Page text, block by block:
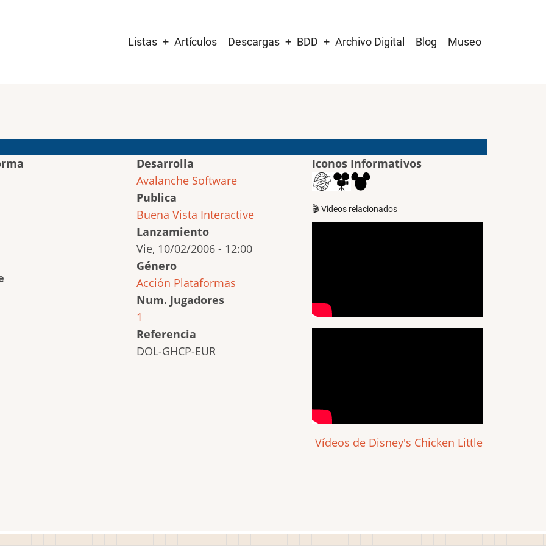
navigation
Listas Artículos Descargas BDD Archivo Digital Blog Museo
Desarrolla
Avalanche Software
Publica
Buena Vista Interactive
Lanzamiento
Vie, 10/02/2006 - 12:00
Género
Acción Plataformas
Num. Jugadores
1
Referencia
DOL-GHCP-EUR
Iconos Informativos
🎬 Videos relacionados
Vídeos de Disney's Chicken Little